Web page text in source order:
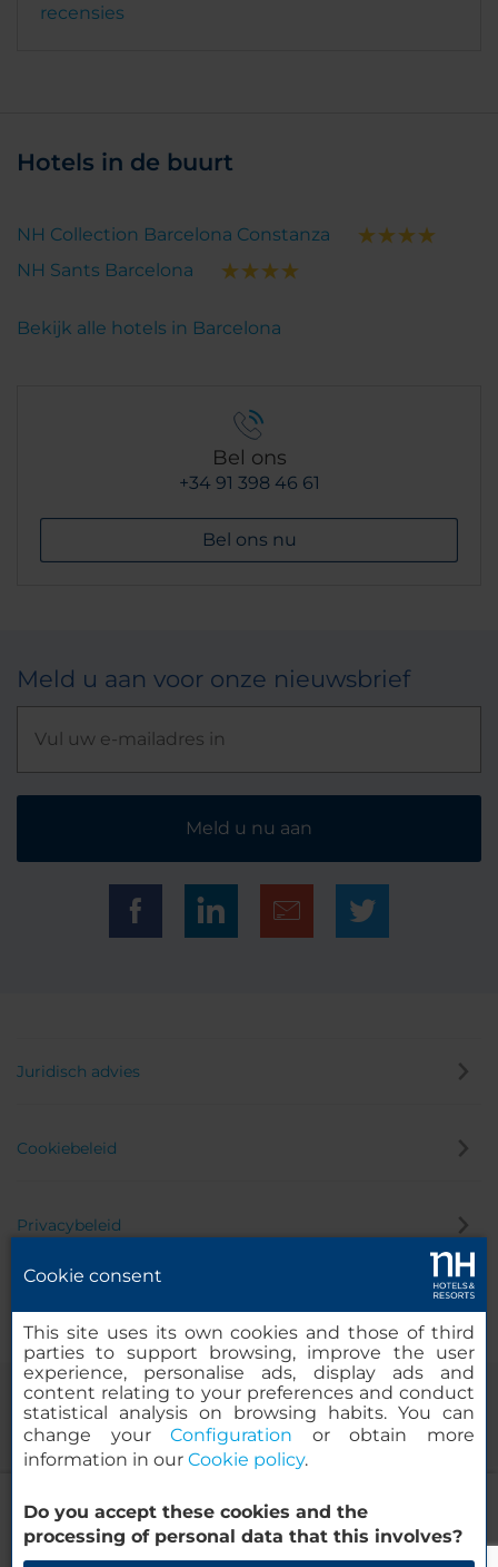
NH Barcelona Les Corts
recensies
Hotels in de buurt
NH Collection Barcelona Constanza
NH Sants Barcelona
Bekijk alle hotels in Barcelona
Bel ons
+34 91 398 46 61
Bel ons nu
Meld u aan voor onze nieuwsbrief
Meld u nu aan
Juridisch advies
Cookiebeleid
Privacybeleid
© 2000-2026 MINOR HOTELS EUROPE & AMERICAS Santa Engracia
120. 28003 Madrid, Spanje
Cookie consent
This site uses its own cookies and those of third
parties to support browsing, improve the user
experience, personalise ads, display ads and
content relating to your preferences and conduct
statistical analysis on browsing habits. You can
change yourConfiguration or obtain more
information in our Cookie policy.
Do you accept these cookies and the
processing of personal data that this involves?